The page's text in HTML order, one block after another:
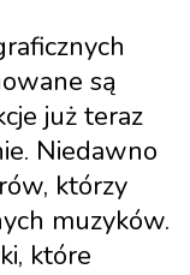
są
już teraz
Niedawno
którzy
muzyków.
które